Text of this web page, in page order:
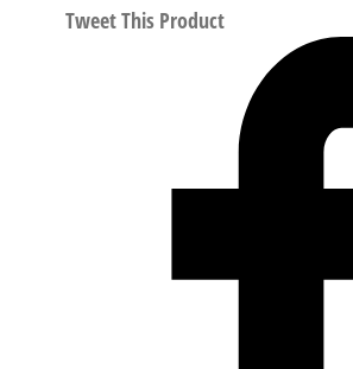
数Tweet This Product